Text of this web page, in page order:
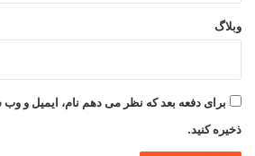
وبلاگ
برای دفعه بعد که نظر می دهم نام، ایمیل و
ذخیره کنید.